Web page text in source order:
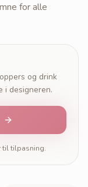
for alle
og drink
i designeren.
til tilpasning.